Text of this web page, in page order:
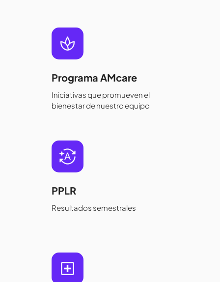
Programa AMcare
Iniciativas que promueven el
bienestar de nuestro equipo
PPLR
Resultados semestrales